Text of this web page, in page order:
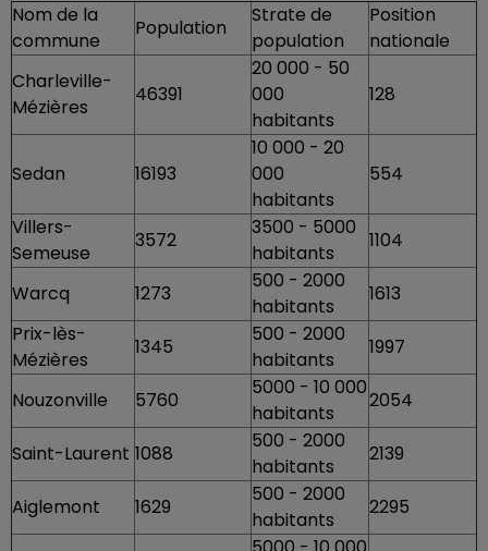
Nom de la
commune
Population
Strate de
population
Position
nationale
Charleville-
Mézières
46391
20 000 - 50
000
habitants
128
Sedan 16193
10 000 - 20
000
habitants
554
Villers-
Semeuse
3572
3500 - 5000
habitants
1104
Warcq 1273
500 - 2000
habitants
1613
Prix-lès-
Mézières
1345
500 - 2000
habitants
1997
Nouzonville 5760
5000 - 10 000
habitants
2054
Saint-Laurent 1088
500 - 2000
habitants
2139
Aiglemont 1629
500 - 2000
habitants
2295